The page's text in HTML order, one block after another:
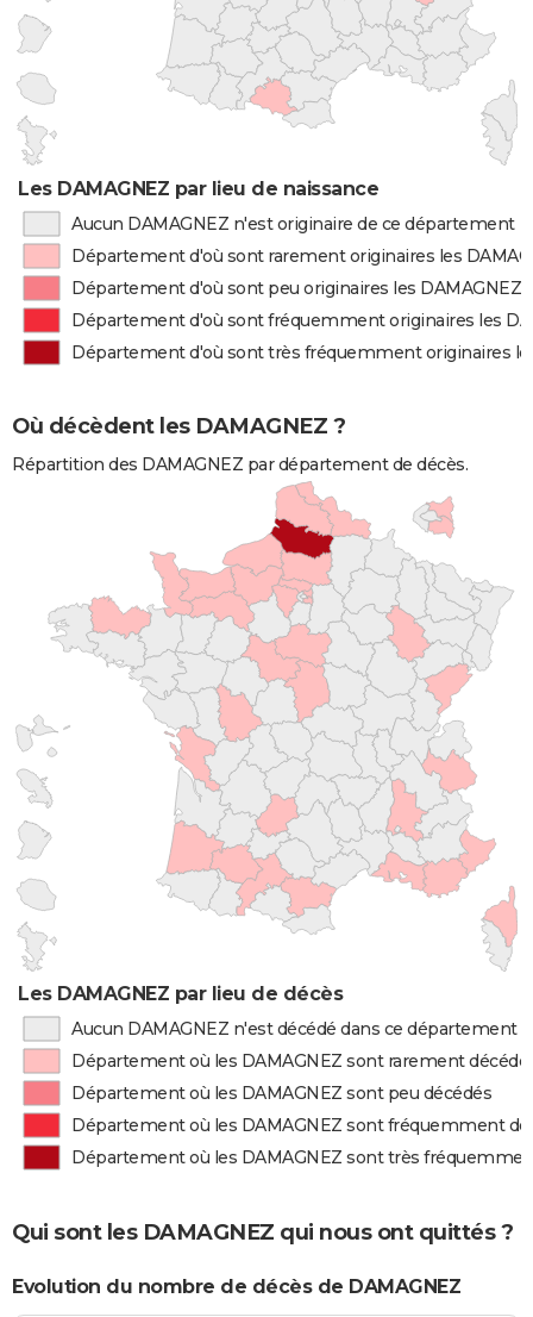
Les DAMAGNEZ par lieu de naissance
Aucun DAMAGNEZ n'est originaire de ce département
Département d'où sont rarement originaires les
Département d'où sont peu originaires les DAMAGNEZ
Département d'où sont fréquemment originaires les
Département d'où sont très fréquemment originaires
Où décèdent les DAMAGNEZ ?
Répartition des DAMAGNEZ par département de décès.
Les DAMAGNEZ par lieu de décès
Aucun DAMAGNEZ n'est décédé dans ce département
Département où les DAMAGNEZ sont rarement
Département où les DAMAGNEZ sont peu décédés
Département où les DAMAGNEZ sont fréquemment
Département où les DAMAGNEZ sont très
Qui sont les DAMAGNEZ qui nous ont quittés ?
Evolution du nombre de décès de DAMAGNEZ